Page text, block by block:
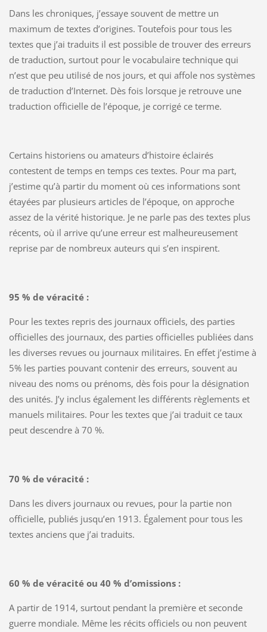
Dans les chroniques, j’essaye souvent de mettre un
maximum de textes d’origines. Toutefois pour tous les
textes que j’ai traduits il est possible de trouver des erreurs
de traduction, surtout pour le vocabulaire technique qui
n’est que peu utilisé de nos jours, et qui affole nos systèmes
de traduction d’Internet. Dès fois lorsque je retrouve une
traduction officielle de l’époque, je corrigé ce terme.
Certains historiens ou amateurs d’histoire éclairés
contestent de temps en temps ces textes. Pour ma part,
j’estime qu’à partir du moment où ces informations sont
étayées par plusieurs articles de l’époque, on approche
assez de la vérité historique. Je ne parle pas des textes plus
récents, où il arrive qu’une erreur est malheureusement
reprise par de nombreux auteurs qui s’en inspirent.
95 % de véracité :
Pour les textes repris des journaux officiels, des parties
officielles des journaux, des parties officielles publiées dans
les diverses revues ou journaux militaires. En effet j’estime à
5% les parties pouvant contenir des erreurs, souvent au
niveau des noms ou prénoms, dès fois pour la désignation
des unités. J’y inclus également les différents règlements et
manuels militaires. Pour les textes que j’ai traduit ce taux
peut descendre à 70 %.
70 % de véracité :
Dans les divers journaux ou revues, pour la partie non
officielle, publiés jusqu’en 1913. Également pour tous les
textes anciens que j’ai traduits.
60 % de véracité ou 40 % d’omissions :
A partir de 1914, surtout pendant la première et seconde
guerre mondiale. Même les récits officiels ou non peuvent